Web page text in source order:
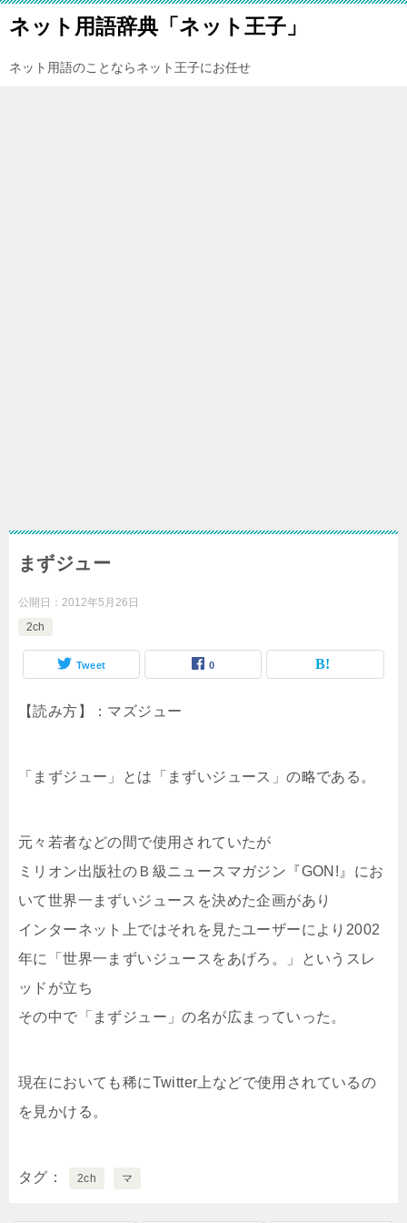
ネット用語辞典「ネット王子」
ネット用語のことならネット王子にお任せ
まずジュー
公開日： 2012年5月26日
2ch
Tweet 0
【読み方】：マズジュー
「まずジュー」とは「まずいジュース」の略である。
元々若者などの間で使用されていたが
ミリオン出版社のＢ級ニュースマガジン『GON!』にお
いて世界一まずいジュースを決めた企画があり
インターネット上ではそれを見たユーザーにより2002
年に「世界一まずいジュースをあげろ。」というスレ
ッドが立ち
その中で「まずジュー」の名が広まっていった。
現在においても稀にTwitter上などで使用されているの
を見かける。
タグ 2ch マ